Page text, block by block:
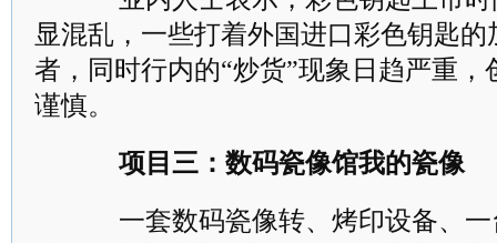
显混乱，一些打着外国进口彩色钥匙
者，同时行内的“炒货”现象日趋严重
谨慎。
项目三：数码瓷像馆我的瓷像
一套数码瓷像转、烤印设备、一